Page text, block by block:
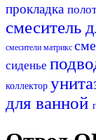
прокладка
смеситель
смесители матрикс
сиденье
коллектор
для ванной